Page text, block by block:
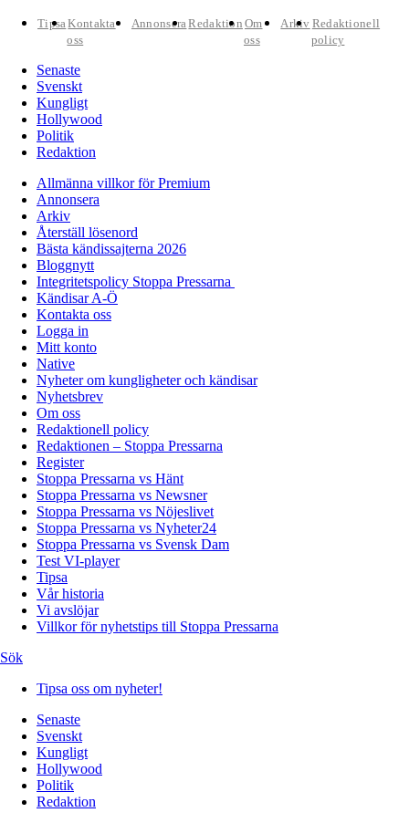
TipsaKontakta
oss
AnnonseraRedaktion Om
oss
Arkiv Redaktionell
policy
Senaste
Svenskt
Kungligt
Hollywood
Politik
Redaktion
Allmänna villkor för Premium
Annonsera
Arkiv
Återställ lösenord
Bästa kändissajterna 2026
Bloggnytt
Integritetspolicy Stoppa Pressarna
Kändisar A-Ö
Kontakta oss
Logga in
Mitt konto
Native
Nyheter om kungligheter och kändisar
Nyhetsbrev
Om oss
Redaktionell policy
Redaktionen – Stoppa Pressarna
Register
Stoppa Pressarna vs Hänt
Stoppa Pressarna vs Newsner
Stoppa Pressarna vs Nöjeslivet
Stoppa Pressarna vs Nyheter24
Stoppa Pressarna vs Svensk Dam
Test VI-player
Tipsa
Vår historia
Vi avslöjar
Villkor för nyhetstips till Stoppa Pressarna
Sök
Tipsa oss om nyheter!
Senaste
Svenskt
Kungligt
Hollywood
Politik
Redaktion